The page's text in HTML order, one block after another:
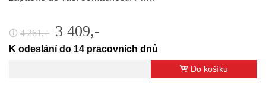
🛈 4 261,- 3 409,-
K odeslání do 14 pracovních dnů
Do košíku